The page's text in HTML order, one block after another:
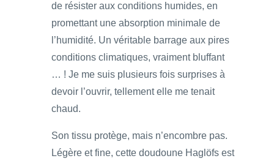
de résister aux conditions humides, en
promettant une absorption minimale de
l’humidité. Un véritable barrage aux pires
conditions climatiques, vraiment bluffant
… ! Je me suis plusieurs fois surprises à
devoir l’ouvrir, tellement elle me tenait
chaud.
Son tissu protège, mais n’encombre pas.
Légère et fine, cette doudoune Haglöfs est